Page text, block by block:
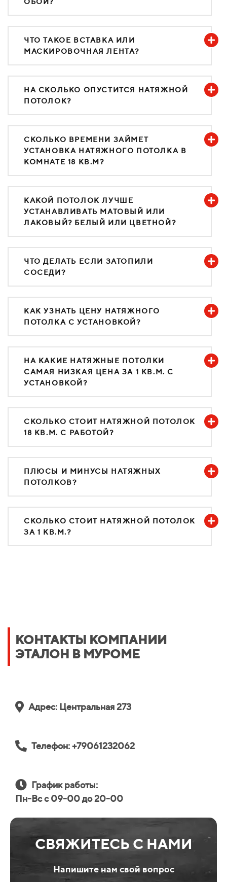
ОБОИ?
ЧТО ТАКОЕ ВСТАВКА ИЛИ
МАСКИРОВОЧНАЯ ЛЕНТА?
НА СКОЛЬКО ОПУСТИТСЯ НАТЯЖНОЙ
ПОТОЛОК?
СКОЛЬКО ВРЕМЕНИ ЗАЙМЕТ
УСТАНОВКА НАТЯЖНОГО ПОТОЛКА В
КОМНАТЕ 18 КВ.М?
КАКОЙ ПОТОЛОК ЛУЧШЕ
УСТАНАВЛИВАТЬ МАТОВЫЙ ИЛИ
ЛАКОВЫЙ? БЕЛЫЙ ИЛИ ЦВЕТНОЙ?
ЧТО ДЕЛАТЬ ЕСЛИ ЗАТОПИЛИ
СОСЕДИ?
КАК УЗНАТЬ ЦЕНУ НАТЯЖНОГО
ПОТОЛКА С УСТАНОВКОЙ?
НА КАКИЕ НАТЯЖНЫЕ ПОТОЛКИ
САМАЯ НИЗКАЯ ЦЕНА ЗА 1 КВ.М. С
УСТАНОВКОЙ?
СКОЛЬКО СТОИТ НАТЯЖНОЙ ПОТОЛОК
18 КВ.М. С РАБОТОЙ?
ПЛЮСЫ И МИНУСЫ НАТЯЖНЫХ
ПОТОЛКОВ?
СКОЛЬКО СТОИТ НАТЯЖНОЙ ПОТОЛОК
ЗА 1 КВ.М.?
КОНТАКТЫ КОМПАНИИ
ЭТАЛОН В МУРОМЕ
Адрес: Центральная 273
Телефон: +79061232062
График работы:
Пн-Вс с 09-00 до 20-00
СВЯЖИТЕСЬ С НАМИ
Напишите нам свой вопрос